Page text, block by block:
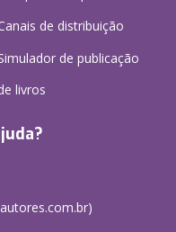
de distribuição
de publicação
livros